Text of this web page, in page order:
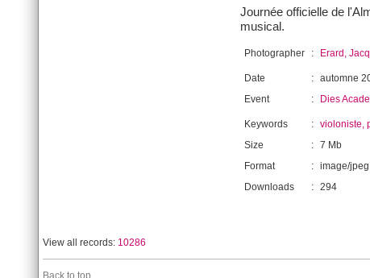
Journée officielle de
musical.
Photographer : Erard,
Date : automne
Event
: Dies
Keywords : violoniste,
Size
: 7 Mb
Format
: image/jpeg
Downloads
: 294
View all records: 10286
Back to top